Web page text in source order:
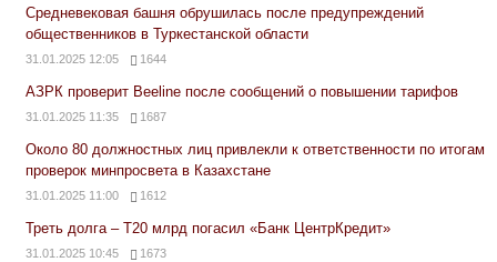
Средневековая башня обрушилась после предупреждений
общественников в Туркестанской области
31.01.2025 12:05 1644
АЗРК проверит Beeline после сообщений о повышении тарифов
31.01.2025 11:35 1687
Около 80 должностных лиц привлекли к ответственности по итогам
проверок минпросвета в Казахстане
31.01.2025 11:00 1612
Треть долга – Т20 млрд погасил «Банк ЦентрКредит»
31.01.2025 10:45 1673